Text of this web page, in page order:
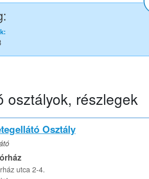
osztályok, részlegek
Osztály
utca 2-4.